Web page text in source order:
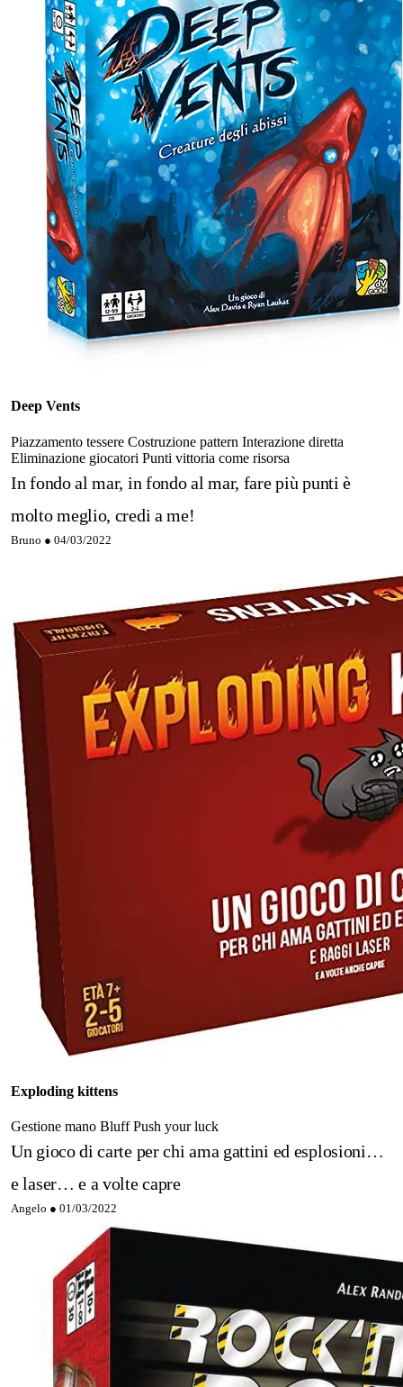
Deep Vents
Piazzamento tessere Costruzione pattern Interazione diretta
Eliminazione giocatori Punti vittoria come risorsa
In fondo al mar, in fondo al mar, fare più punti è
molto meglio, credi a me!
Bruno ● 04/03/2022
Exploding kittens
Gestione mano BluffPush your luck
Un gioco di carte per chi ama gattini ed esplosioni…
e laser… e a volte capre
Angelo ● 01/03/2022